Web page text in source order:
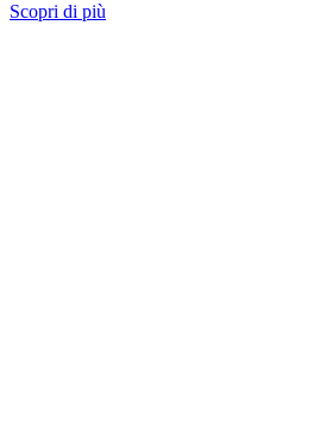
Scopri di più